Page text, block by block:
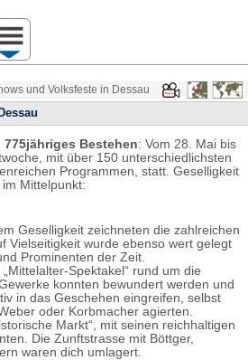
und Volksfeste in Dessau
Bestehen: Vom 28. Mai bis
mit über 150 unterschiedlichsten
Programmen, statt. Geselligkeit
Mittelpunkt:
Geselligkeit zeichneten die zahlreichen
Vielseitigkeit wurde ebenso wert gelegt
Prominenten der Zeit.
Spektakel“ rund um die
konnten bewundert werden und
in das Geschehen eingreifen, selbst
oder Korbmacher agierten.
Markt“, mit seinen reichhaltigen
Die Zunftstrasse mit Böttger,
waren dich umlagert.